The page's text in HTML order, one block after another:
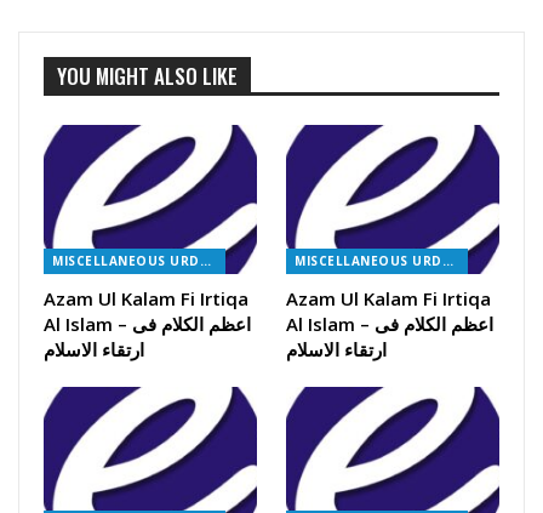
YOU MIGHT ALSO LIKE
MISCELLANEOUS URDU BOOKS
Azam Ul Kalam Fi Irtiqa
Al Islam – اعظم الکلام فی
ارتقاء الاسلام
MISCELLANEOUS URDU BOOKS
Azam Ul Kalam Fi Irtiqa
Al Islam – اعظم الکلام فی
ارتقاء الاسلام